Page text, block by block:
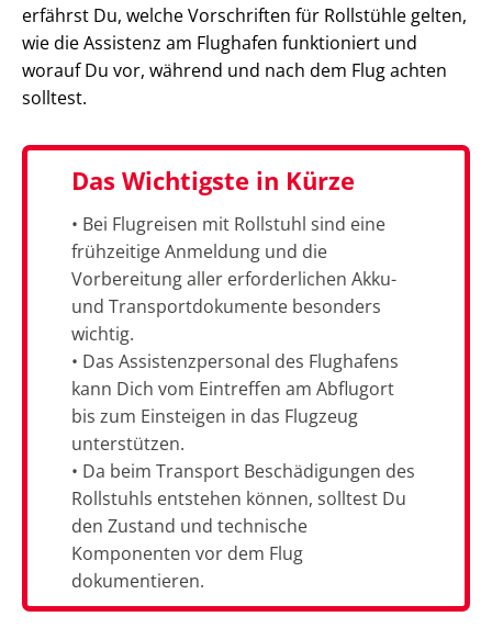
erfährst Du, welche Vorschriften für Rollstühle gelten,
wie die Assistenz am Flughafen funktioniert und
worauf Du vor, während und nach dem Flug achten
solltest.
Das Wichtigste in Kürze
• Bei Flugreisen mit Rollstuhl sind eine
frühzeitige Anmeldung und die
Vorbereitung aller erforderlichen Akku-
und Transportdokumente besonders
wichtig.
• Das Assistenzpersonal des Flughafens
kann Dich vom Eintreffen am Abflugort
bis zum Einsteigen in das Flugzeug
unterstützen.
• Da beim Transport Beschädigungen des
Rollstuhls entstehen können, solltest Du
den Zustand und technische
Komponenten vor dem Flug
dokumentieren.